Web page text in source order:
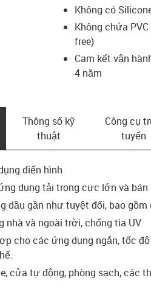
Không có
Không chứa PVC
free)
Cam kết vận
4 năm
Thông số kỹ
thuật
Công cụ
tuyến
điển hình
dụng tải trọng cực lớn và bán
dầu gần như tuyệt đối, bao
nhà và ngoài trời, chống tia UV
cho các ứng dụng ngắn, tốc
cửa tự động, phòng sạch, các